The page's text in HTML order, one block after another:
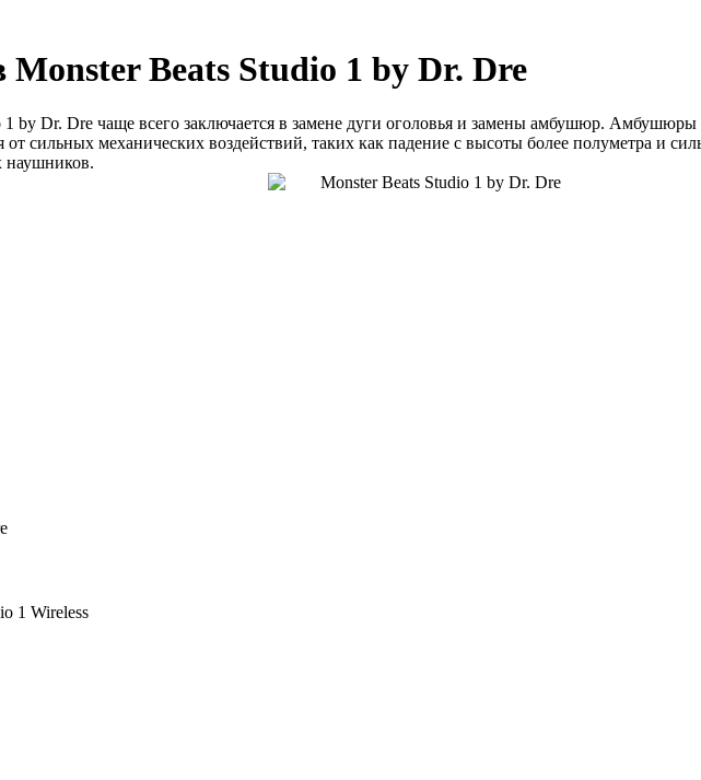
Beats Studio 1 by Dr. Dre
by Dr. Dre чаще всего заключается в замене дуги оголовья и замены амбушюр. Амбушюры
от сильных механических воздействий, таких как падение с высоты более полуметра и
наушников.
1 Wireless